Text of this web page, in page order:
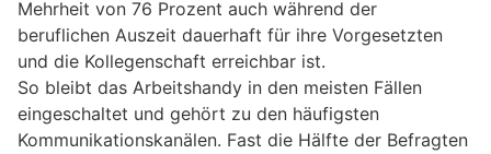
Mehrheit von 76 Prozent auch während der
beruflichen Auszeit dauerhaft für ihre Vorgesetzten
und die Kollegenschaft erreichbar ist.
So bleibt das Arbeitshandy in den meisten Fällen
eingeschaltet und gehört zu den häufigsten
Kommunikationskanälen. Fast die Hälfte der Befragten